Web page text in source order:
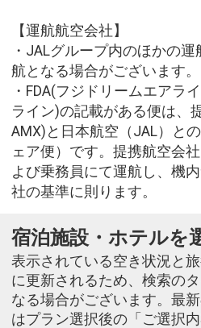
【運航航空会社】
・JALグループ内のほかの
航となる場合がございます。
・FDA(フジドリームエアラ
ライン)の記載がある便は、
AMX)と日本航空（JAL）と
ェア便）です。提携航空会
よび乗務員にて運航し、機
社の基準に則ります。
宿泊施設・ホテルを
表示されている空き状況と
に更新されるため、検索の
なる場合がございます。最
はプラン選択後の「ご選択